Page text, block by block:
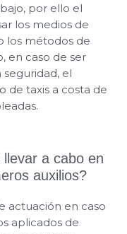
por ello el
los medios de
los métodos de
en caso de ser
seguridad, el
de taxis a costa de
a cabo en
auxilios?
actuación en caso
aplicados de